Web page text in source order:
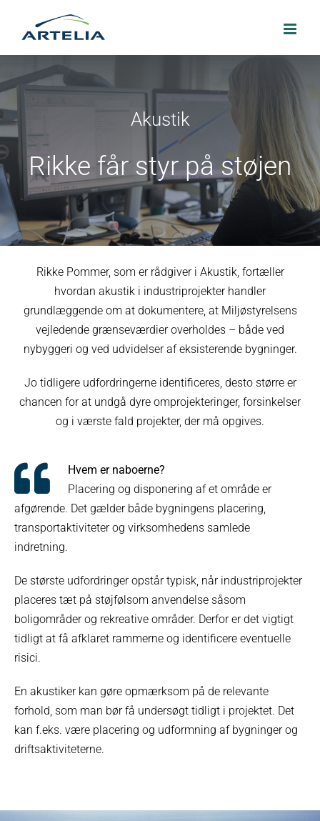
Akustik
Rikke får styr på støjen
Rikke Pommer, som er rådgiver i Akustik, fortæller
hvordan akustik i industriprojekter handler
grundlæggende om at dokumentere, at Miljøstyrelsens
vejledende grænseværdier overholdes – både ved
nybyggeri og ved udvidelser af eksisterende bygninger.
Jo tidligere udfordringerne identificeres, desto større er
chancen for at undgå dyre omprojekteringer, forsinkelser
og i værste fald projekter, der må opgives.
Hvem er naboerne?
Placering og disponering af et område er
afgørende. Det gælder både bygningens placering,
transportaktiviteter og virksomhedens samlede
indretning.
De største udfordringer opstår typisk, når industriprojekter
placeres tæt på støjfølsom anvendelse såsom
boligområder og rekreative områder. Derfor er det vigtigt
tidligt at få afklaret rammerne og identificere eventuelle
risici.
En akustiker kan gøre opmærksom på de relevante
forhold, som man bør få undersøgt tidligt i projektet. Det
kan f.eks. være placering og udformning af bygninger og
driftsaktiviteterne.